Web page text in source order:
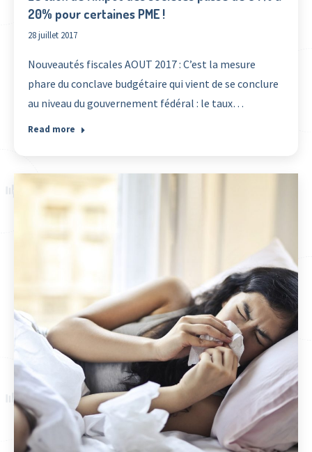
20% pour certaines PME !
28 juillet 2017
Nouveautés fiscales AOUT 2017 : C’est la mesure
phare du conclave budgétaire qui vient de se conclure
au niveau du gouvernement fédéral : le taux…
Read more